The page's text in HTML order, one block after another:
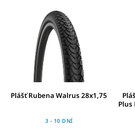
Abecedne
Plášť Rubena Walrus 28x1,75
3 - 10 DNÍ
Plus